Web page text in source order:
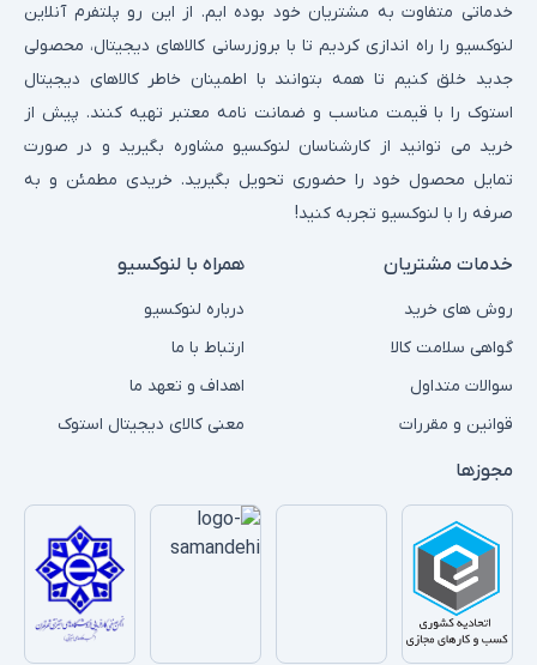
خدماتی متفاوت به مشتریان خود بوده ایم. از این رو پلتفرم آنلاین
لنوکسیو را راه اندازی کردیم تا با بروزرسانی کالاهای دیجیتال، محصولی
جدید خلق کنیم تا همه بتوانند با اطمینان خاطر کالاهای دیجیتال
استوک را با قیمت مناسب و ضمانت نامه معتبر تهیه کنند. پیش از
خرید می توانید از کارشناسان لنوکسیو مشاوره بگیرید و در صورت
تمایل محصول خود را حضوری تحویل بگیرید. خریدی مطمئن و به
صرفه را با لنوکسیو تجربه کنید!
خدمات مشتریان
روش های خرید
گواهی سلامت کالا
سوالات متداول
قوانین و مقررات
همراه با لنوکسیو
درباره لنوکسیو
ارتباط با ما
اهداف و تعهد ما
معنی کالای دیجیتال استوک
مجوزها